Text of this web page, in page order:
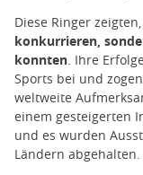
Diese Ringer
konkurrieren,
konnten. Ihre
Sports bei und
weltweite
einem gesteigerten
und es wurden
Ländern abgehalten.